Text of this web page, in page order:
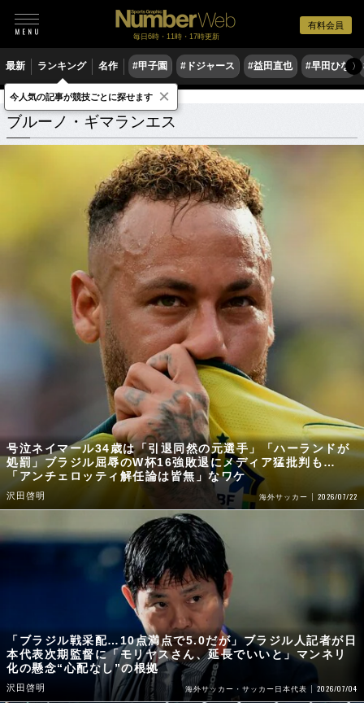
有料会員
毎日6時・11時・17時更新
最新 ランキング 名作 #甲子園 #ドジャース #益田直也 #早田ひな 〉
ブルーノ・ギマランエス 関連記事
ブルーノ・ギマランエス
号泣ネイマール34歳は「引退同然の元選手」「ハーランドが
処罰」ブラジル屈辱のW杯16強敗退にメディア猛批判も…
「アンチェロッティ解任論は皆無」なワケ
沢田啓明 海外サッカー 2026/07/22
「ブラジル戦采配…10点満点で5.0だが」ブラジル人記者が日
本代表次期監督に「モリヤスさん、延長でいいと」マンネリ
化の懸念“心配なし”の根拠
沢田啓明 海外サッカー・サッカー日本代表 2026/07/04
今人気の記事が競技ごとに探せます ×